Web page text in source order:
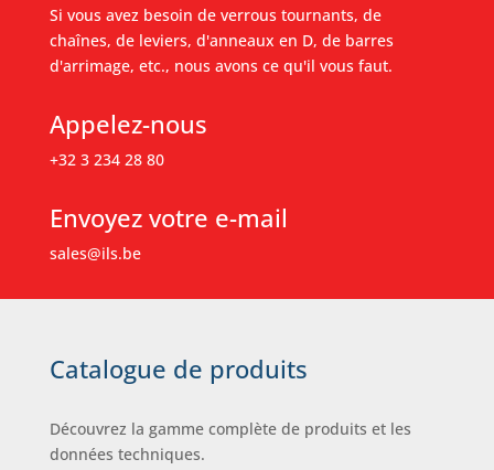
Si vous avez besoin de verrous tournants, de
chaînes, de leviers, d'anneaux en D, de barres
d'arrimage, etc., nous avons ce qu'il vous faut.
Appelez-nous
+32 3 234 28 80
Envoyez votre e-mail
sales@ils.be
Catalogue de produits
Découvrez la gamme complète de produits et les
données techniques.